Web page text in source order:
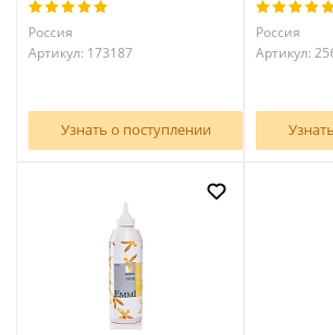
Россия
Артикул: 173187
Узнать о поступлении
Россия
Артикул: